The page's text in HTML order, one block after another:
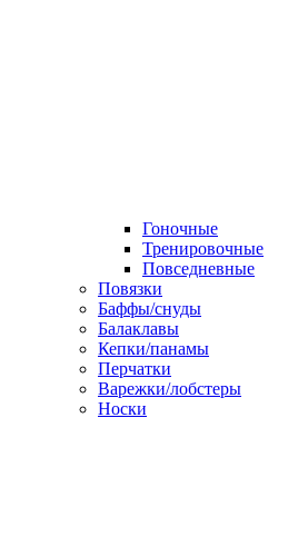
Гоночные
Тренировочные
Повседневные
Повязки
Баффы/снуды
Балаклавы
Кепки/панамы
Перчатки
Варежки/лобстеры
Носки